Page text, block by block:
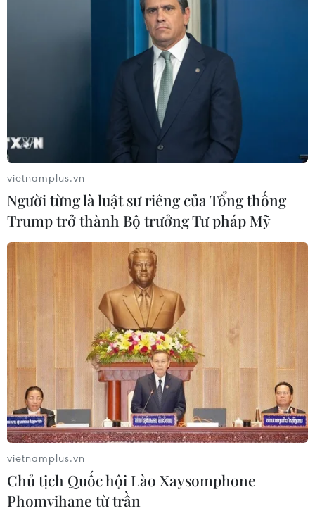
vietnamplus.vn
Người từng là luật sư riêng của Tổng thống
Trump trở thành Bộ trưởng Tư pháp Mỹ
vietnamplus.vn
Chủ tịch Quốc hội Lào Xaysomphone
Phomvihane từ trần